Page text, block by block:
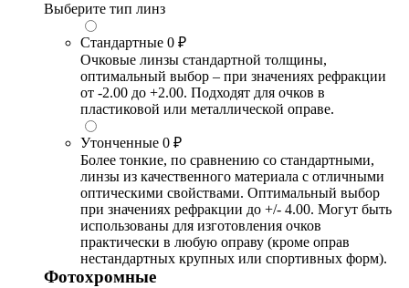
Выберите тип линз
Стандартные 0 ₽
Очковые линзы стандартной толщины,
оптимальный выбор – при значениях рефракции
от -2.00 до +2.00. Подходят для очков в
пластиковой или металлической оправе.
Утонченные 0 ₽
Более тонкие, по сравнению со стандартными,
линзы из качественного материала с отличными
оптическими свойствами. Оптимальный выбор
при значениях рефракции до +/- 4.00. Могут быть
использованы для изготовления очков
практически в любую оправу (кроме оправ
нестандартных крупных или спортивных форм).
Фотохромные